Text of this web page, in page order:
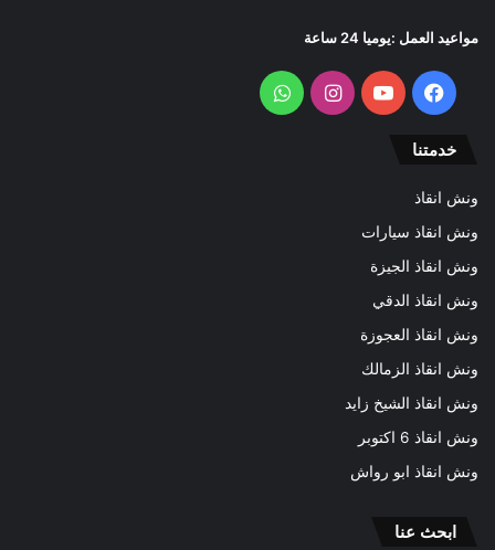
مواعيد العمل :يوميا 24 ساعة
فيسبوكيوتيوب انستقرامواتساب
خدمتنا
ونش انقاذ
ونش انقاذ سيارات
ونش انقاذ الجيزة
ونش انقاذ الدقي
ونش انقاذ العجوزة
ونش انقاذ الزمالك
ونش انقاذ الشيخ زايد
ونش انقاذ 6 اكتوبر
ونش انقاذ ابو رواش
ابحث عنا